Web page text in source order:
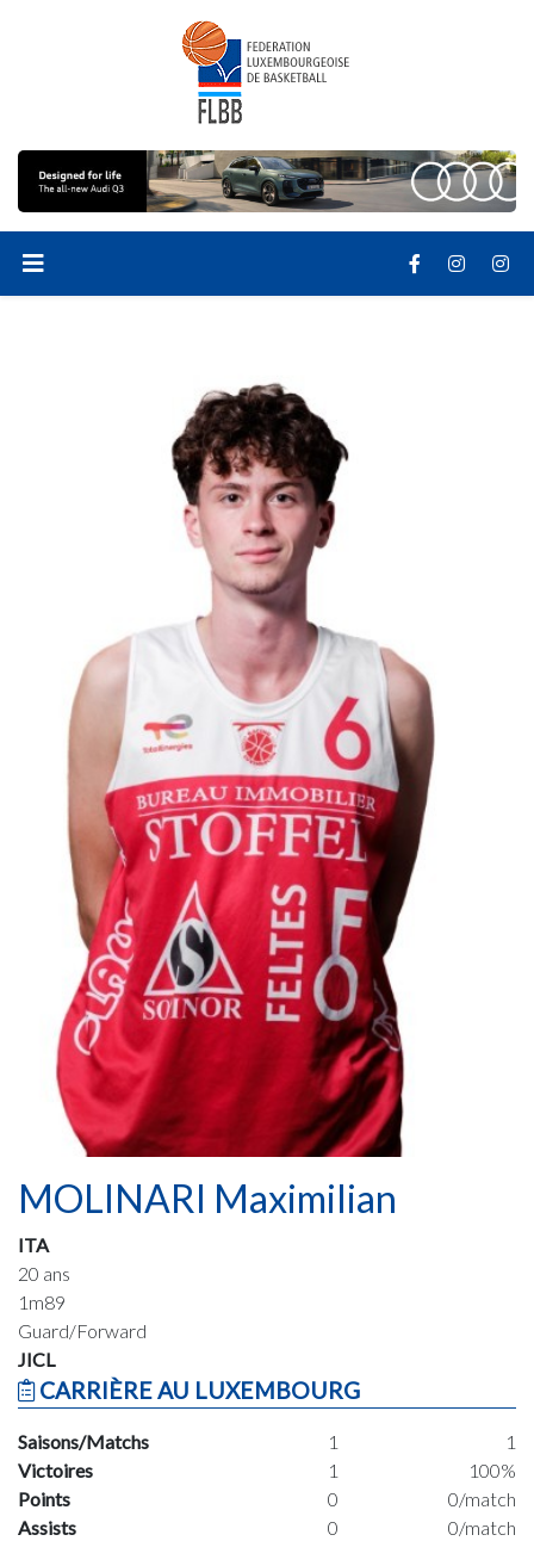
MOLINARI Maximilian
ITA
20 ans
1m89
Guard/Forward
JICL
CARRIÈRE AU LUXEMBOURG
Saisons/Matchs 1
1
Victoires
1
100%
Points
0
0/match
Assists
0
0/match